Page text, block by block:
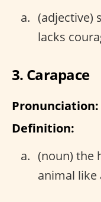
(adjective)
lacks
3. Carapace
Pronunciation:
Definition:
(noun) the
animal like